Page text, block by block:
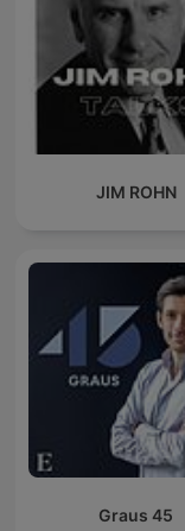
JIM ROHN
45 Graus